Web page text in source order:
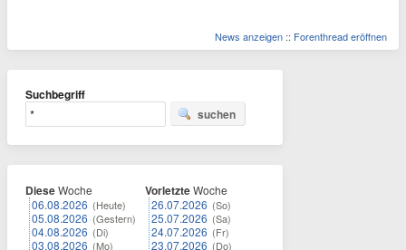
News anzeigen :: Forenthread eröffnen
Suchbegriff
suchen
DieseWoche
06.08.2026 (Heute)
05.08.2026 (Gestern)
04.08.2026 (Di)
03.08.2026 (Mo)
VorletzteWoche
26.07.2026 (So)
25.07.2026 (Sa)
24.07.2026 (Fr)
23.07.2026 (Do)